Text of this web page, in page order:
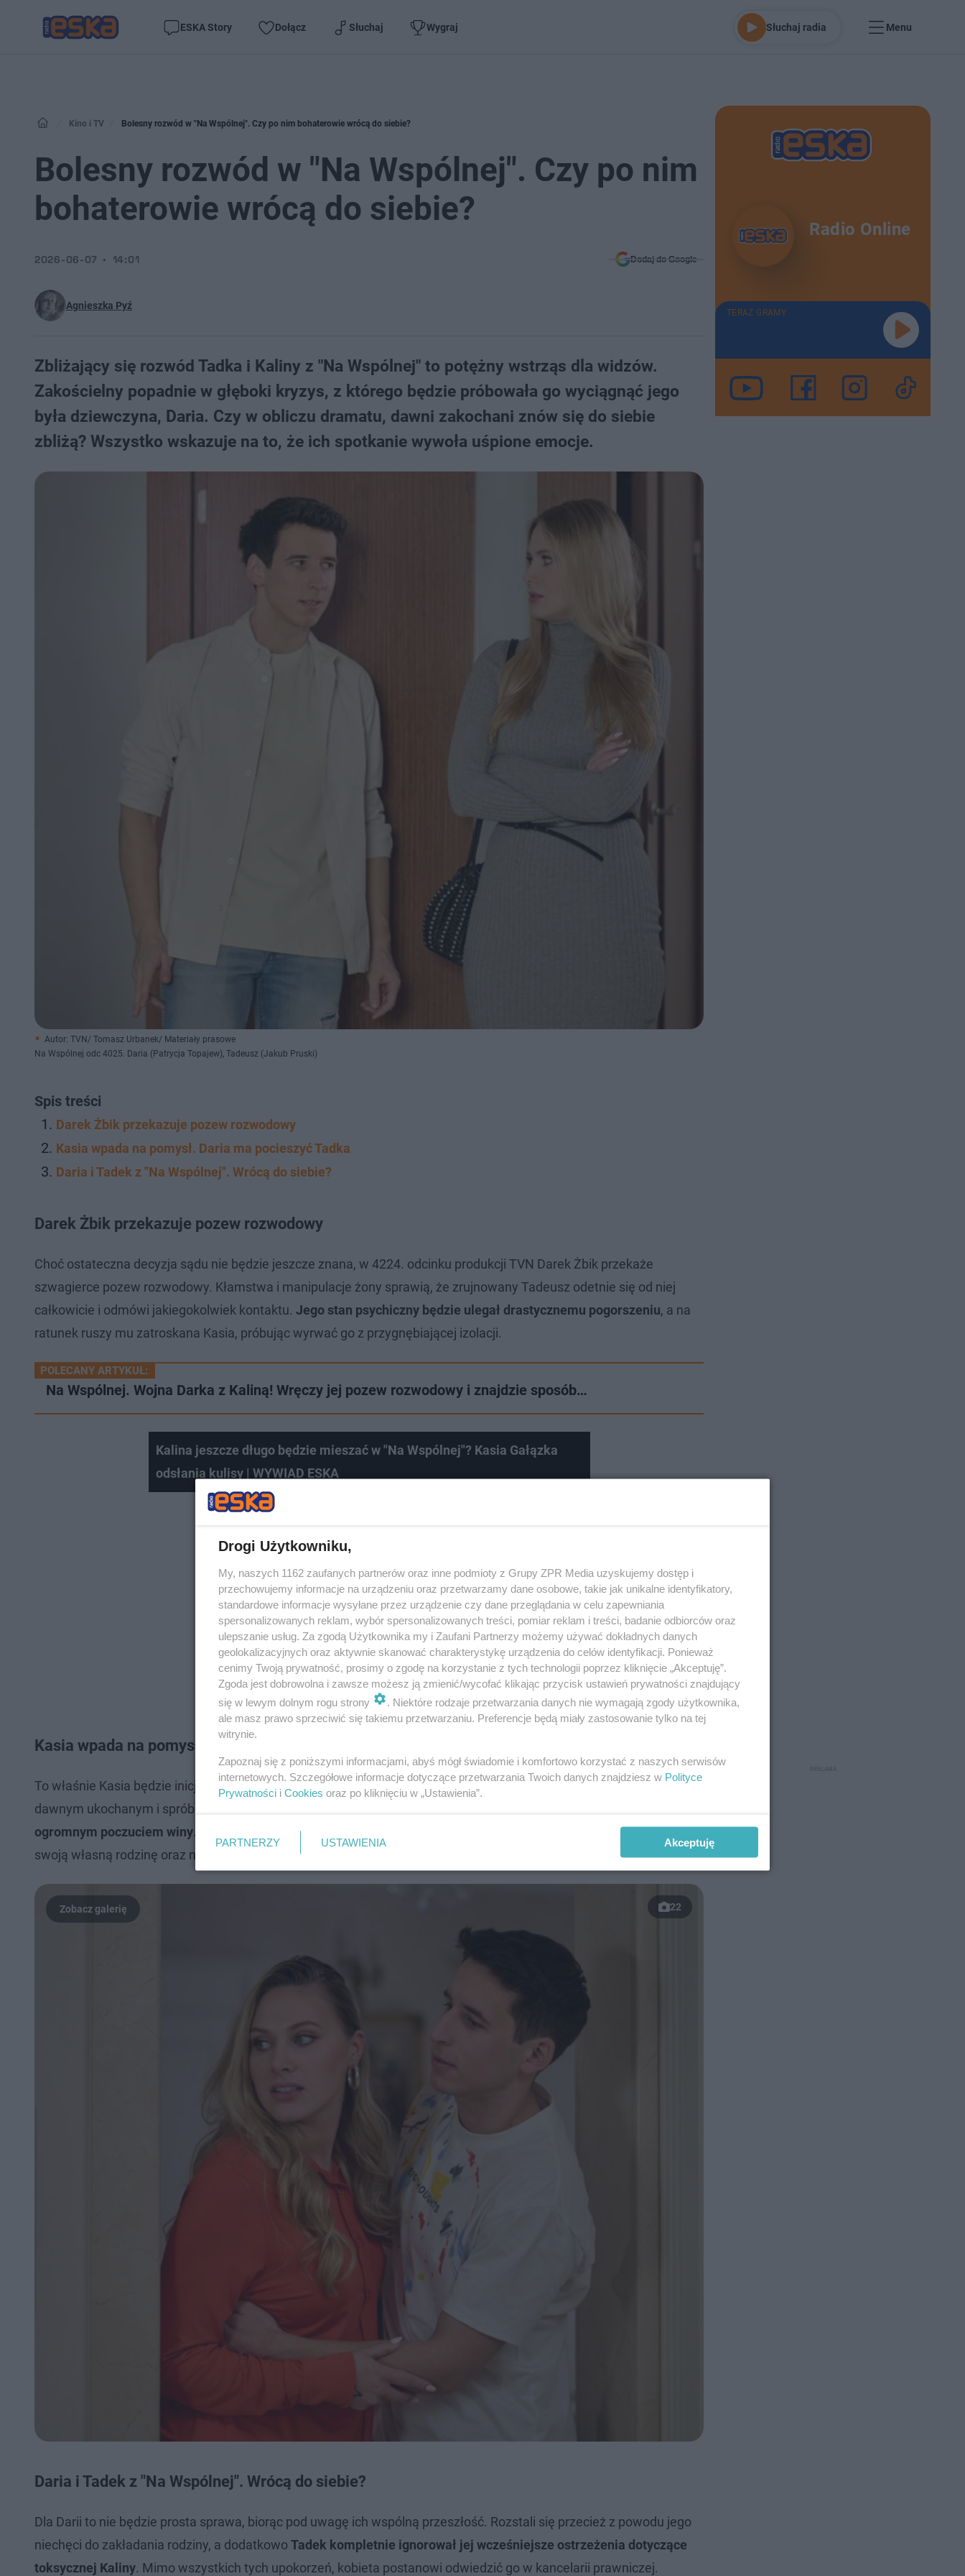
ESKA Story Dołącz Słuchaj Wygraj Słuchaj radia Menu
Kino i TV Bolesny rozwód w "Na Wspólnej". Czy po nim bohaterowie wrócą do siebie?
Bolesny rozwód w "Na Wspólnej". Czy po nim
bohaterowie wrócą do siebie?
Agnieszka Pyź
2026-06-07 14:01 Dodaj do Google
Zbliżający się rozwód Tadka i Kaliny z "Na Wspólnej" to potężny wstrząs dla widzów.
Zakościelny popadnie w głęboki kryzys, z którego będzie próbowała go wyciągnąć jego
była dziewczyna, Daria. Czy w obliczu dramatu, dawni zakochani znów się do siebie
zbliżą? Wszystko wskazuje na to, że ich spotkanie wywoła uśpione emocje.
Autor: TVN/ Tomasz Urbanek/ Materiały prasowe
Na Wspólnej odc 4025. Daria (Patrycja Topajew), Tadeusz (Jakub Pruski)
Spis treści
Darek Żbik przekazuje pozew rozwodowy
Kasia wpada na pomysł. Daria ma pocieszyć Tadka
Daria i Tadek z "Na Wspólnej". Wrócą do siebie?
Darek Żbik przekazuje pozew rozwodowy
Choć ostateczna decyzja sądu nie będzie jeszcze znana, w 4224. odcinku produkcji TVN Darek Żbik przekaże
szwagierce pozew rozwodowy. Kłamstwa i manipulacje żony sprawią, że zrujnowany Tadeusz odetnie się od niej
całkowicie i odmówi jakiegokolwiek kontaktu. Jego stan psychiczny będzie ulegał drastycznemu pogorszeniu, a na
ratunek ruszy mu zatroskana Kasia, próbując wyrwać go z przygnębiającej izolacji.
POLECANY ARTYKUŁ:
Na Wspólnej. Wojna Darka z Kaliną! Wręczy jej pozew rozwodowy i znajdzie sposób…
Kalina jeszcze długo będzie mieszać w "Na Wspólnej"? Kasia Gałązka
odsłania kulisy | WYWIAD ESKA
Kasia wpada na pomysł. Daria ma pocieszyć Tadka
To właśnie Kasia będzie inicjatorką planu ratunkowego w nadchodzących odcinkach. Poprosi Darię, by spotkała się z
dawnym ukochanym i spróbowała mu pomóc.
ogromnym poczuciem winy. Uświadomi sobie, że pod wpływem kłamstw Kaliny bezpodstawnie odrzucił i skrzywdził
swoją własną rodzinę oraz najbliższych przyjaciół. Wsparcie Darii okaże się w tym momencie kluczowe.
22
Daria i Tadek z "Na Wspólnej". Wrócą do siebie?
Dla Darii to nie będzie prosta sprawa, biorąc pod uwagę ich wspólną przeszłość. Rozstali się przecież z powodu jego
niechęci do zakładania rodziny, a dodatkowo Tadek kompletnie ignorował jej wcześniejsze ostrzeżenia dotyczące
toksycznej Kaliny. Mimo wszystkich tych upokorzeń, kobieta postanowi odwiedzić go w kancelarii prawniczej.
Radio Online
TERAZ GRAMY
Drogi Użytkowniku,
My, naszych 1162 zaufanych partnerów oraz inne podmioty z Grupy ZPR Media uzyskujemy dostęp i
przechowujemy informacje na urządzeniu oraz przetwarzamy dane osobowe, takie jak unikalne identyfikatory,
standardowe informacje wysyłane przez urządzenie czy dane przeglądania w celu zapewniania
spersonalizowanych reklam, wybór spersonalizowanych treści, pomiar reklam i treści, badanie odbiorców oraz
ulepszanie usług. Za zgodą Użytkownika my i Zaufani Partnerzy możemy używać dokładnych danych
geolokalizacyjnych oraz aktywnie skanować charakterystykę urządzenia do celów identyfikacji. Ponieważ
cenimy Twoją prywatność, prosimy o zgodę na korzystanie z tych technologii poprzez kliknięcie „Akceptuję”.
Zgoda jest dobrowolna i zawsze możesz ją zmienić/wycofać klikając przycisk ustawień prywatności znajdujący
się w lewym dolnym rogu strony
. Niektóre rodzaje przetwarzania danych nie wymagają zgody użytkownika,
ale masz prawo sprzeciwić się takiemu przetwarzaniu. Preferencje będą miały zastosowanie tylko na tej
witrynie.
Zapoznaj się z poniższymi informacjami, abyś mógł świadomie i komfortowo korzystać z naszych serwisów
internetowych. Szczegółowe informacje dotyczące przetwarzania Twoich danych znajdziesz w Polityce
Prywatności i Cookies oraz po kliknięciu w „Ustawienia”.
PARTNERZY USTAWIENIA Akceptuję